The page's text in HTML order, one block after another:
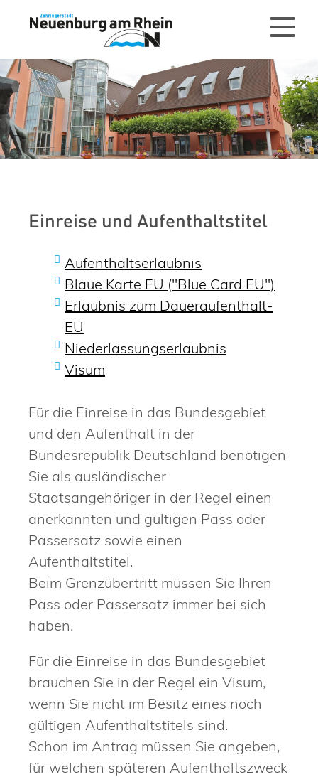
Einreise und Aufenthaltstitel
Aufenthaltserlaubnis
Blaue Karte EU ("Blue Card EU")
Erlaubnis zum Daueraufenthalt-
EU
Niederlassungserlaubnis
Visum
Für die Einreise in das Bundesgebiet
und den Aufenthalt in der
Bundesrepublik Deutschland benötigen
Sie als ausländischer
Staatsangehöriger in der Regel einen
anerkannten und gültigen Pass oder
Passersatz sowie einen
Aufenthaltstitel.
Beim Grenzübertritt müssen Sie Ihren
Pass oder Passersatz immer bei sich
haben.
Für die Einreise in das Bundesgebiet
brauchen Sie in der Regel ein Visum,
wenn Sie nicht im Besitz eines noch
gültigen Aufenthaltstitels sind.
Schon im Antrag müssen Sie angeben,
für welchen späteren Aufenthaltszweck